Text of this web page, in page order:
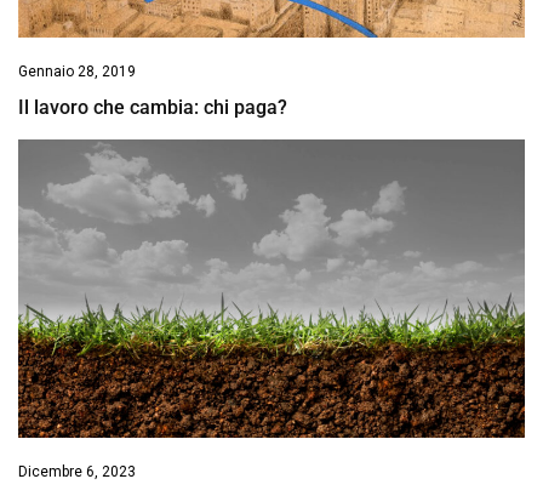
Gennaio 28, 2019
Il lavoro che cambia: chi paga?
Dicembre 6, 2023